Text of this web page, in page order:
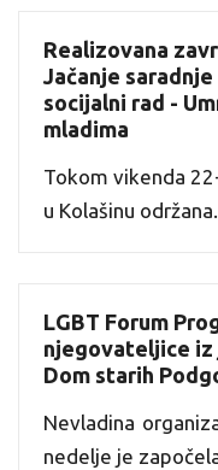
Realizovana
Jačanje
socijalni rad -
mladima
Tokom vikenda
u Kolašinu
LGBT Forum
njegovateljice iz
Dom starih
Nevladina
nedelje je